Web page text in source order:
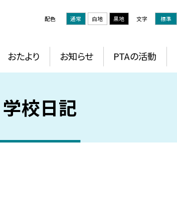
配色 通常 白地 黒地 文字 標準
おたより お知らせ PTAの活動
学校日記